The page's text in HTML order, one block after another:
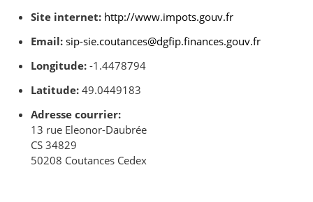
Site internet: http://www.impots.gouv.fr
Email: sip-sie.coutances@dgfip.finances.gouv.fr
Longitude: -1.4478794
Latitude: 49.0449183
Adresse courrier:
13 rue Eleonor-Daubrée
CS 34829
50208 Coutances Cedex